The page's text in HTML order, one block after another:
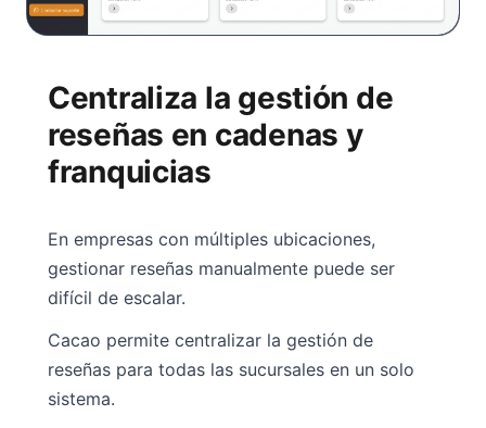
Centraliza la gestión de
reseñas en cadenas y
franquicias
En empresas con múltiples ubicaciones,
gestionar reseñas manualmente puede ser
difícil de escalar.
Cacao permite centralizar la gestión de
reseñas para todas las sucursales en un solo
sistema.